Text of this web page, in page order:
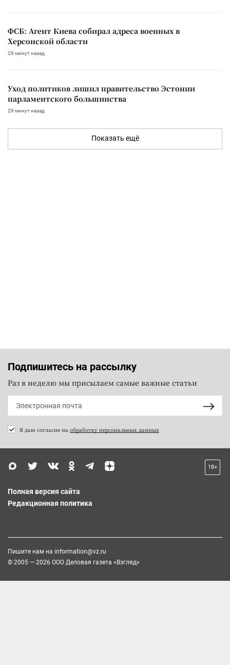
ФСБ: Агент Киева собирал адреса военных в
Херсонской области
29 минут назад
Уход политиков лишил правительство Эстонии
парламентского большинства
29 минут назад
Показать ещё
Подпишитесь на рассылку
Раз в неделю мы присылаем самые важные статьи
Я даю согласие на обработку персональных данных
18+
Полная версия сайта
Редакционная политика
Пишите нам на information@vz.ru
© 2005 — 2026 ООО Деловая газета «Взгляд»